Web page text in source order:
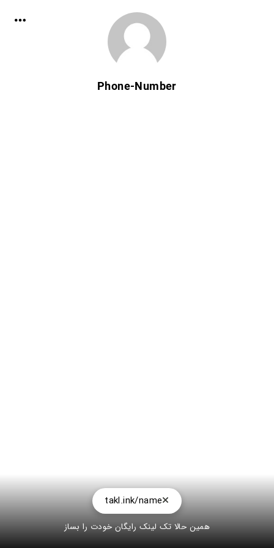
Phone-Number
takl.ink/name
همین حالا تک لینک رایگان خودت را بساز